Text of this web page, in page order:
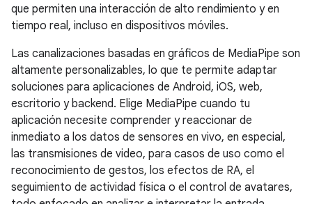
que permiten una interacción de alto rendimiento y en
tiempo real, incluso en dispositivos móviles.
Las canalizaciones basadas en gráficos de MediaPipe son
altamente personalizables, lo que te permite adaptar
soluciones para aplicaciones de Android, iOS, web,
escritorio y backend. Elige MediaPipe cuando tu
aplicación necesite comprender y reaccionar de
inmediato a los datos de sensores en vivo, en especial,
las transmisiones de video, para casos de uso como el
reconocimiento de gestos, los efectos de RA, el
seguimiento de actividad física o el control de avatares,